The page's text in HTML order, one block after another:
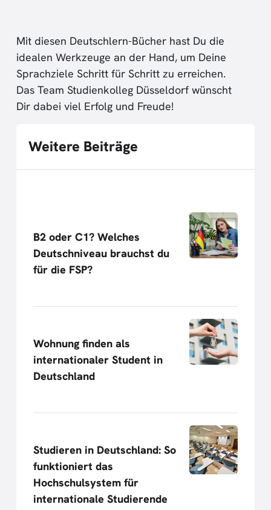
Mit diesen Deutschlern-Bücher hast Du die
idealen Werkzeuge an der Hand, um Deine
Sprachziele Schritt für Schritt zu erreichen.
Das Team Studienkolleg Düsseldorf wünscht
Dir dabei viel Erfolg und Freude!
Weitere Beiträge
B2 oder C1? Welches
Deutschniveau brauchst du
für die FSP?
Wohnung finden als
internationaler Student in
Deutschland
Studieren in Deutschland: So
funktioniert das
Hochschulsystem für
internationale Studierende